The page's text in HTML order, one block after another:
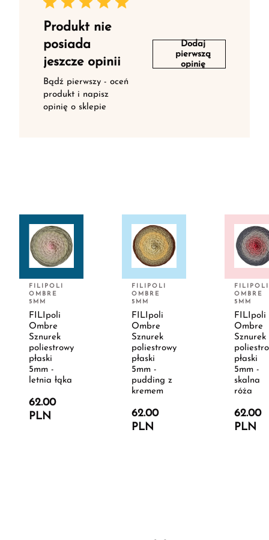
Produkt nie
posiada
jeszcze opinii
Bądź pierwszy - oceń
produkt i napisz
opinię o sklepie
Dodaj
pierwszą
opinię
FILIPOLI
OMBRE
5MM
FILIpoli
Ombre
Sznurek
poliestrowy
płaski
5mm -
letnia łąka
62.00
PLN
FILIPOLI
OMBRE
5MM
FILIpoli
Ombre
Sznurek
poliestrowy
płaski
5mm -
pudding z
kremem
62.00
PLN
FILIPOLI
OMBRE
5MM
FILIpoli
Ombre
Sznurek
płaski
5mm -
skalna
róża
62.00
PLN